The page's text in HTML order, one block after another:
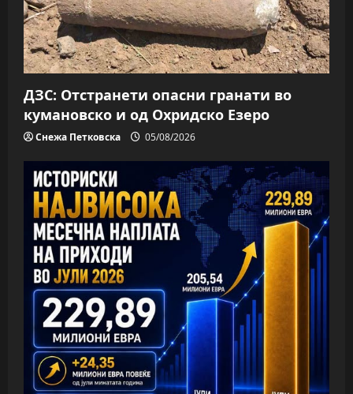
ДЗС: Отстранети опасни гранати во
кумановско и од Охридско Езеро
Снежа Петковска 05/08/2026